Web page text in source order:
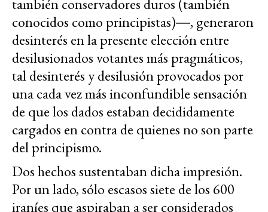
también conservadores duros (también
conocidos como principistas)―, generaron
desinterés en la presente elección entre
desilusionados votantes más pragmáticos,
tal desinterés y desilusión provocados por
una cada vez más inconfundible sensación
de que los dados estaban decididamente
cargados en contra de quienes no son parte
del principismo.
Dos hechos sustentaban dicha impresión.
Por un lado, sólo escasos siete de los 600
iraníes que aspiraban a ser considerados